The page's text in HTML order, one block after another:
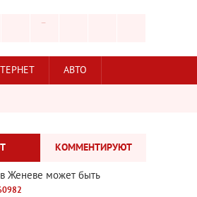
АВТО
КОММЕНТИРУЮТ
Женеве может быть